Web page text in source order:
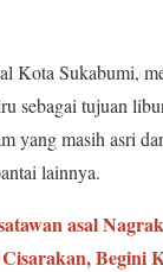
Kota Sukabumi,
sebagai tujuan
yang masih asri
lainnya.
asal
Begini